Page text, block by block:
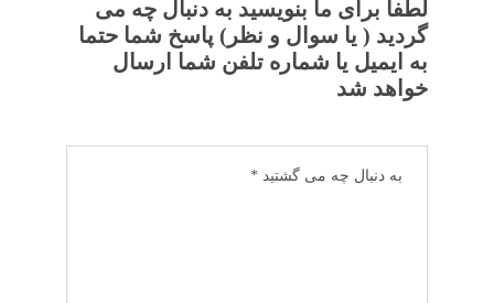
لطفا برای ما بنویسید به دنبال چه می
گردید ( یا سوال و نظر) پاسخ شما حتما
به ایمیل یا شماره تلفن شما ارسال
خواهد شد